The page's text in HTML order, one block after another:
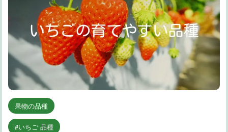
果物の品種
いちご 品種